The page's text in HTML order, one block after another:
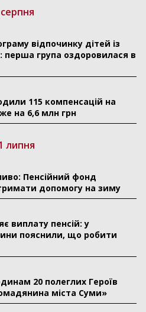
відпочинку дітей із
група оздоровилася в
115 компенсацій на
на 6,6 млн грн
липня
Пенсійний фонд
допомогу на зиму
виплату пенсій: у
пояснили, що робити
20 полеглих Героїв
міста Суми»